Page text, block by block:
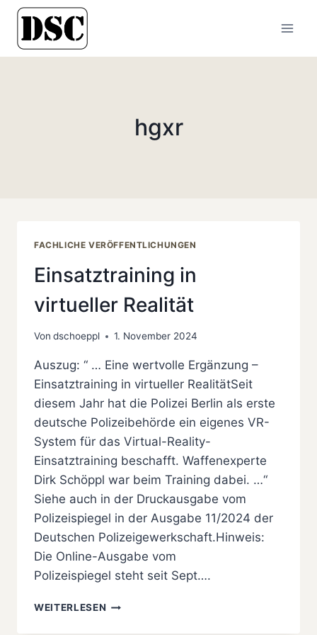
Zum
springen
hgxr
FACHLICHE VERÖFFENTLICHUNGEN
Einsatztraining in
virtueller Realität
Von dschoeppl 1. November 2024
Auszug: “ … Eine wertvolle Ergänzung –
Einsatztraining in virtueller RealitätSeit
diesem Jahr hat die Polizei Berlin als erste
deutsche Polizeibehörde ein eigenes VR-
System für das Virtual-Reality-
Einsatztraining beschafft. Waffenexperte
Dirk Schöppl war beim Training dabei. …“
Siehe auch in der Druckausgabe vom
Polizeispiegel in der Ausgabe 11/2024 der
Deutschen Polizeigewerkschaft.Hinweis:
Die Online-Ausgabe vom
Polizeispiegel steht seit Sept….
WEITERLESEN EINSATZTRAINING